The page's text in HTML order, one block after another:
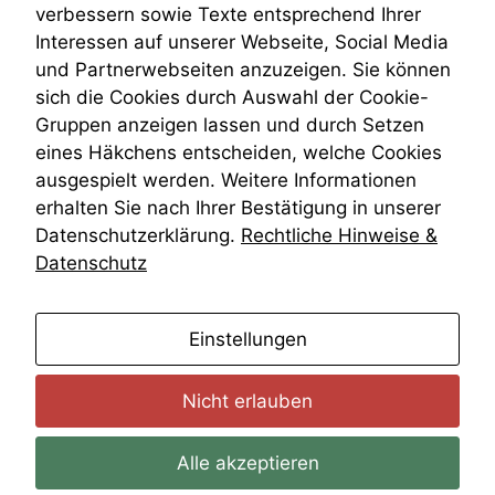
Wiederherstellungsanordnung
Zivilprozessordnung
ZPO
Zustellfiktion
Zuständigkeit
Öffentliches Personalrecht
Öffentlichkeitsprinzip
verbessern sowie Texte entsprechend Ihrer
Interessen auf unserer Webseite, Social Media
und Partnerwebseiten anzuzeigen. Sie können
sich die Cookies durch Auswahl der Cookie-
Gruppen anzeigen lassen und durch Setzen
eines Häkchens entscheiden, welche Cookies
ausgespielt werden. Weitere Informationen
erhalten Sie nach Ihrer Bestätigung in unserer
Datenschutzerklärung. Rechtliche Hinweise &
Datenschutz
Einstellungen
Nicht erlauben
Alle akzeptieren